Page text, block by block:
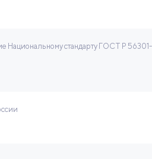
Национальному стандарту ГОСТ Р